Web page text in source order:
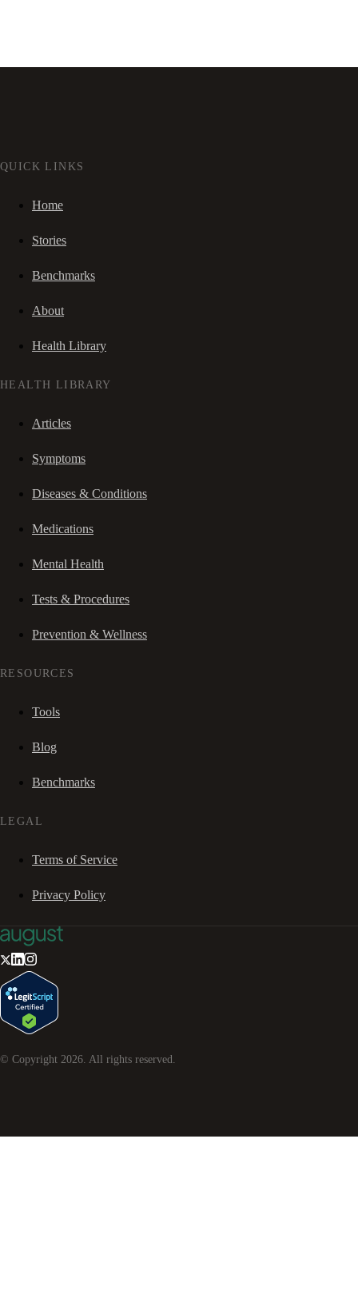
QUICK LINKS
Home
Stories
Benchmarks
About
Health Library
HEALTH LIBRARY
Articles
Symptoms
Diseases & Conditions
Medications
Mental Health
Tests & Procedures
Prevention & Wellness
RESOURCES
Tools
Blog
Benchmarks
LEGAL
Terms of Service
Privacy Policy
© Copyright 2026. All rights reserved.